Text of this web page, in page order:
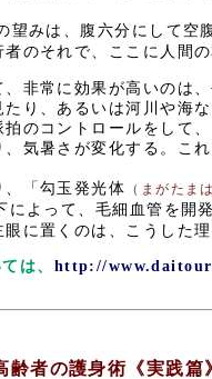
望みは、腹六分にして空
のそれで、ここに人間
非常に効果が高いのは
り、あるいは河川や海
のコントロールをして
気暑さが変化する。こ
「勾玉発光体 （まがたま
によって、毛細血管を開
に置くのは、こうした
は、 http://
者の護身術《実践